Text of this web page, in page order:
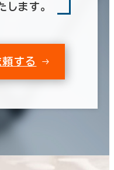
ます。
する